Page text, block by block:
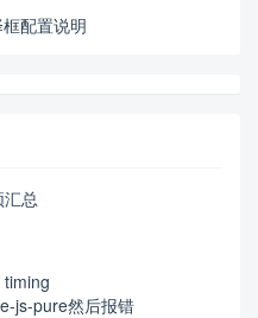
配置说明
总
js-pure然后报错